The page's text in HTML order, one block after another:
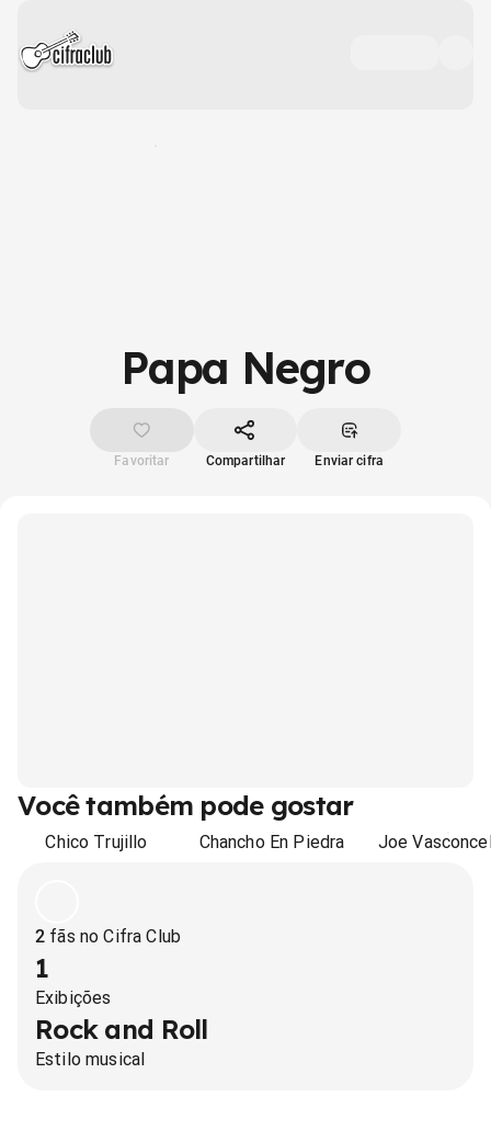
Papa Negro
Favoritar Compartilhar Enviar cifra
Você também pode gostar
Chico Trujillo Chancho En Piedra Joe
2 fãs no Cifra Club
1
Exibições
Rock and Roll
Estilo musical